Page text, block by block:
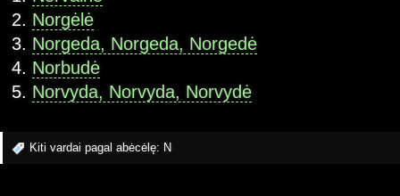
Norgėlė
Norgeda, Norgeda, Norgedė
Norbudė
Norvyda, Norvyda, Norvydė
Kiti vardai pagal abėcėlę: N